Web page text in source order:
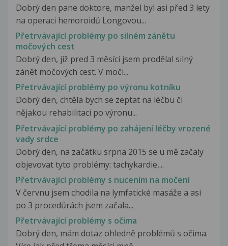
Dobrý den pane doktore, manžel byl asi před 3 lety
na operaci hemoroidů Longovou...
Přetrvávající problémy po silném zánětu
močových cest
Dobrý den, již pred 3 měsíci jsem prodělal silný
zánět močových cest. V moči...
Přetrvávající problémy po výronu kotníku
Dobrý den, chtěla bych se zeptat na léčbu či
nějakou rehabilitaci po výronu...
Přetrvávající problémy po zahájení léčby vrozené
vady srdce
Dobrý den, na začátku srpna 2015 se u mě začaly
objevovat tyto problémy: tachykardie,...
Přetrvávající problémy s nucením na močení
V červnu jsem chodila na lymfatické masáže a asi
po 3 procedůrách jsem začala...
Přetrvávající problémy s očima
Dobrý den, mám dotaz ohledně problémů s očima.